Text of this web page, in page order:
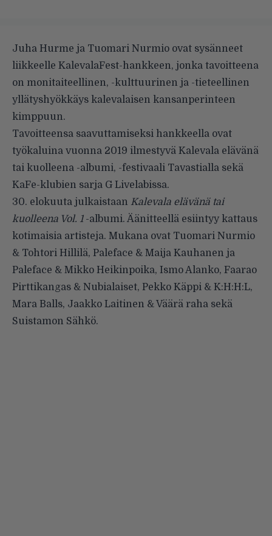
Juha Hurme ja Tuomari Nurmio ovat sysänneet
liikkeelle KalevalaFest-hankkeen, jonka tavoitteena
on monitaiteellinen, -kulttuurinen ja -tieteellinen
yllätyshyökkäys kalevalaisen kansanperinteen
kimppuun.
Tavoitteensa saavuttamiseksi hankkeella ovat
työkaluina vuonna 2019 ilmestyvä Kalevala elävänä
tai kuolleena -albumi, -festivaali Tavastialla sekä
KaFe-klubien sarja G Livelabissa.
30. elokuuta julkaistaan Kalevala elävänä tai
kuolleena Vol. 1-albumi. Äänitteellä esiintyy kattaus
kotimaisia artisteja. Mukana ovat Tuomari Nurmio
& Tohtori Hillilä, Paleface & Maija Kauhanen ja
Paleface & Mikko Heikinpoika, Ismo Alanko, Faarao
Pirttikangas & Nubialaiset, Pekko Käppi & K:H:H:L,
Mara Balls, Jaakko Laitinen & Väärä raha sekä
Suistamon Sähkö.